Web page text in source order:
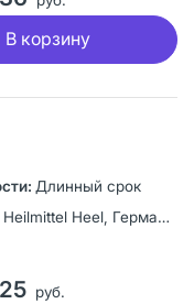
В корзину
Длинный срок
Biologische Heilmittel Heel, Германия
руб.